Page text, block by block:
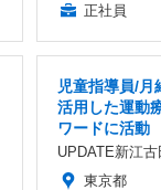
正社員
児童指導員/
活用した運動
ワードに活動
UPDATE新江
東京都